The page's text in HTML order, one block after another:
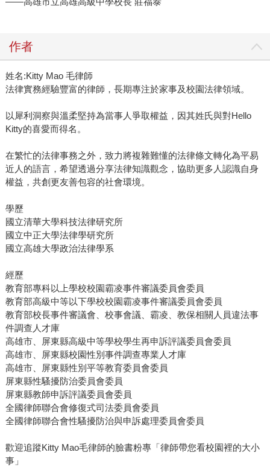
作者
姓名:Kitty Mao 毛律師
法律實務經驗豐富的律師，長期專注於家事及校園法律領域。
以犀利洞察與溫柔堅持為當事人爭取權益，因其姓氏與對Hello
Kitty的喜愛而得名。
在繁忙的法律事務之外，致力將複雜難懂的法律條文轉化為平易
近人的語言，希望透過分享法律知識觀念，協助更多人認識自身
權益，共創更友善包容的社會環境。
學歷
國立清華大學科技法律研究所
國立中正大學法律學研究所
國立高雄大學政治法律學系
經歷
教育部專科以上學校校園霸凌事件審議委員會委員
教育部高級中等以下學校校園霸凌事件審議委員會委員
教育部校長事件審議會、校事會議、霸凌、教保相關人員違法事
件調查人才庫
高雄市、屏東縣高級中等學校學生再申訴評議委員會委員
高雄市、屏東縣校園性別事件調查專業人才庫
高雄市、屏東縣性別平等教育委員會委員
屏東縣性騷擾防治委員會委員
屏東縣教師申訴評議委員會委員
全國律師聯合會修復式司法委員會委員
全國律師聯合會性騷擾防治與申訴處理委員會委員
歡迎追蹤Kitty Mao毛律師的臉書粉專「律師帶您看校園裡的大小
事」